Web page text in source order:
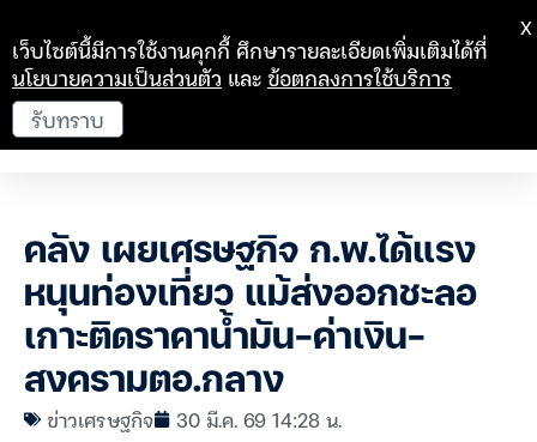
คลัง เผยเศรษฐกิจ ก.พ.ได้แรง
หนุนท่องเที่ยว แม้ส่งออกชะลอ
เกาะติดราคาน้ำมัน-ค่าเงิน-
สงครามตอ.กลาง
ข่าวเศรษฐกิจ 30 มี.ค. 69 14:28 น.
เว็บไซต์นี้มีการใช้งานคุกกี้ ศึกษารายละเอียดเพิ่มเติมได้ที่
นโยบายความเป็นส่วนตัว และข้อตกลงการใช้บริการ
รับทราบ
X